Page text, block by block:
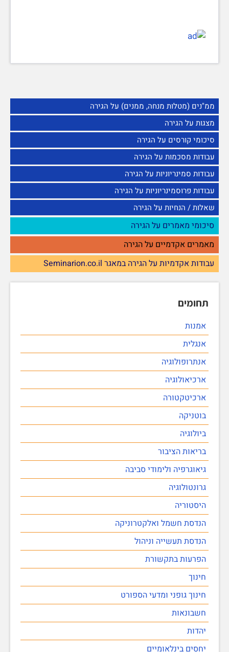
ממ"נים (מטלות מנחה, ממנים) על הגירה
מצגות על הגירה
סיכומי קורסים על הגירה
עבודות מסכמות על הגירה
עבודות סמינריוניות על הגירה
עבודות פרוסמינריוניות על הגירה
שאלות / הנחיות על הגירה
סיכומי מאמרים על הגירה
מאמרים אקדמיים על הגירה
עבודות אקדמיות על הגירה במאגר Seminarion.co.il
תחומים
אמנות
אנגלית
אנתרופולוגיה
ארכיאולוגיה
ארכיטקטורה
בוטניקה
ביולוגיה
בריאות הציבור
גיאוגרפיה ולימודי סביבה
גרונטולוגיה
היסטוריה
הנדסת חשמל ואלקטרוניקה
הנדסת תעשייה וניהול
הפרעות בתקשורת
חינוך
חינוך גופני ומדעי הספורט
חשבונאות
יהדות
יחסים בינלאומיים